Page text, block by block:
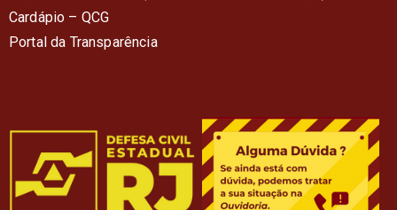
Cardápio – QCG
Portal da Transparência